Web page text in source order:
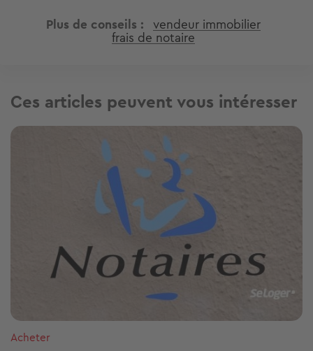
Plus de conseils vendeur immobilier
frais de notaire
Ces articles peuvent vous intéresser
Image
Acheter